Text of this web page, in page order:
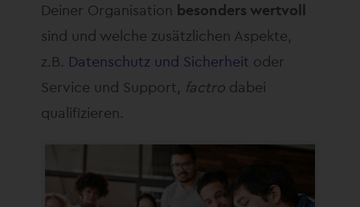
Deiner Organisation besonders wertvoll
sind und welche zusätzlichen Aspekte,
z.B. Datenschutz und Sicherheit oder
Service und Support, factro dabei
qualifizieren.